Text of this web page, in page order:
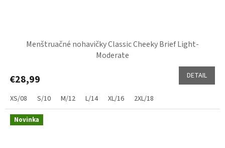
Menštruačné nohavičky Classic Cheeky Brief Light-
Moderate
€28,99 DETAIL
XS/08 S/10 M/12 L/14 XL/16 2XL/18
Novinka